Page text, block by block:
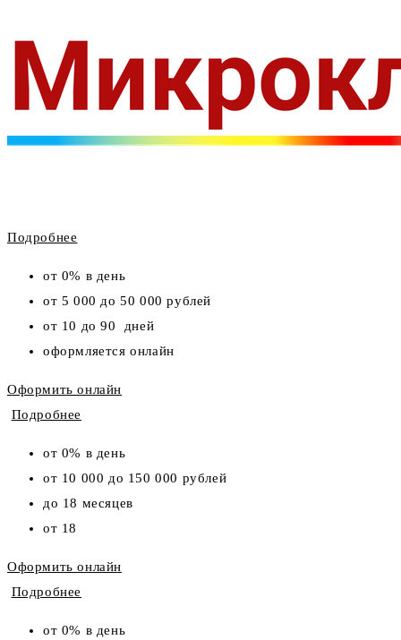
Подробнее
от 0% в день
от 5 000 до 50 000 рублей
от 10 до 90 дней
оформляется онлайн
Оформить онлайн
Подробнее
от 0% в день
от 10 000 до 150 000 рублей
до 18 месяцев
от 18
Оформить онлайн
Подробнее
от 0% в день